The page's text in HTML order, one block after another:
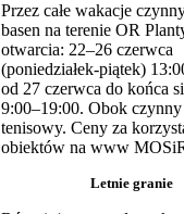
Przez całe wakacje
basen na terenie OR
otwarcia: 22–26 czerwca
(poniedziałek-piątek)
od 27 czerwca do końca
9:00–19:00. Obok
tenisowy. Ceny za
obiektów na www
Letnie granie